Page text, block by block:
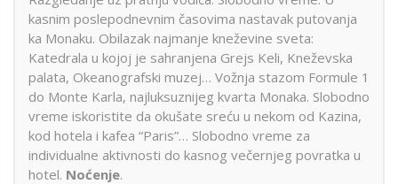
kasnim poslepodnevnim časovima nastavak putovanja
ka Monaku. Obilazak najmanje kneževine sveta:
Katedrala u kojoj je sahranjena Grejs Keli, Kneževska
palata, Okeanografski muzej… Vožnja stazom Formule 1
do Monte Karla, najluksuznijeg kvarta Monaka. Slobodno
vreme iskoristite da okušate sreću u nekom od Kazina,
kod hotela i kafea “Paris”… Slobodno vreme za
individualne aktivnosti do kasnog večernjeg povratka u
hotel. Noćenje.